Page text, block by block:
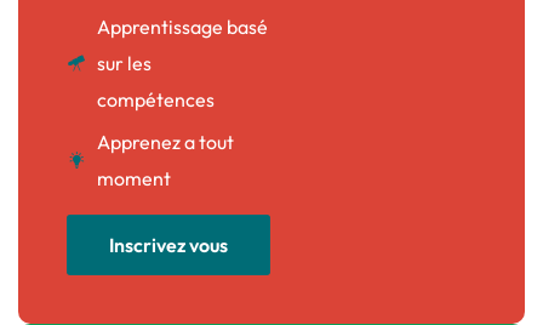
Apprentissage basé
sur les
compétences
Apprenez a tout
moment
Inscrivez vous